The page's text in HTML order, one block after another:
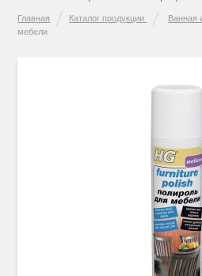
Главная Каталог продукции Ванная
мебели